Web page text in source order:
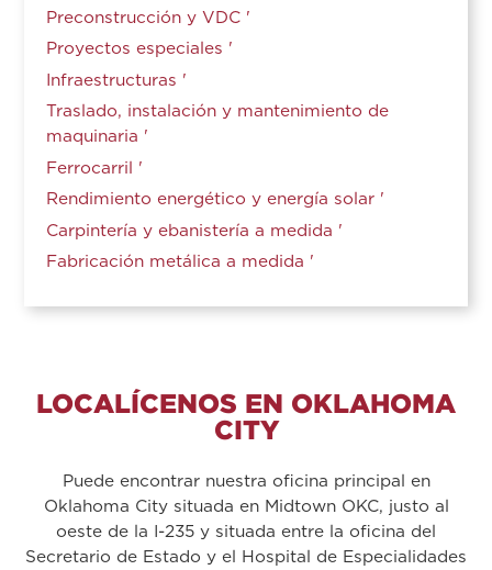
Preconstrucción y VDC '
Proyectos especiales '
Infraestructuras '
Traslado, instalación y mantenimiento de
maquinaria '
Ferrocarril '
Rendimiento energético y energía solar '
Carpintería y ebanistería a medida '
Fabricación metálica a medida '
LOCALÍCENOS EN OKLAHOMA
CITY
Puede encontrar nuestra oficina principal en
Oklahoma City situada en Midtown OKC, justo al
oeste de la I-235 y situada entre la oficina del
Secretario de Estado y el Hospital de Especialidades